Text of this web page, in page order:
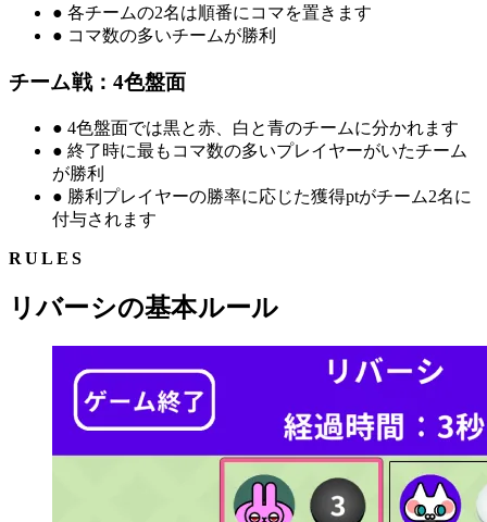
● 各チームの2名は順番にコマを置きます
● コマ数の多いチームが勝利
チーム戦：4色盤面
● 4色盤面では黒と赤、白と青のチームに分かれます
● 終了時に最もコマ数の多いプレイヤーがいたチーム
が勝利
● 勝利プレイヤーの勝率に応じた獲得ptがチーム2名に
付与されます
RULES
リバーシの基本ルール